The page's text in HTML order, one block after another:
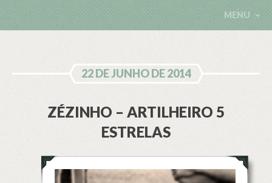
MENU
22 DE JUNHO DE 2014
ZÉZINHO – ARTILHEIRO 5
ESTRELAS